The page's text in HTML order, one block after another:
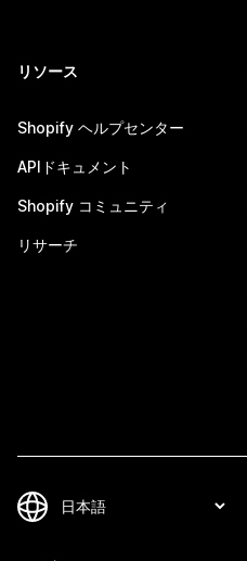
リソース
Shopify ヘルプセンター
APIドキュメント
Shopify コミュニティ
リサーチ